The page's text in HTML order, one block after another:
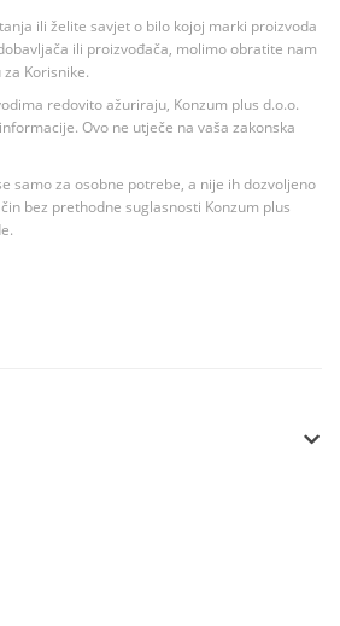
ili želite savjet o bilo kojoj marki proizvoda
ili proizvođača, molimo obratite nam
Korisnike.
redovito ažuriraju, Konzum plus d.o.o.
Ovo ne utječe na vaša zakonska
samo za osobne potrebe, a nije ih dozvoljeno
bez prethodne suglasnosti Konzum plus